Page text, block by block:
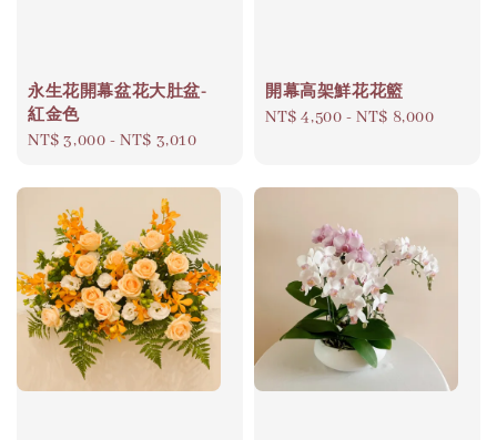
永生花開幕盆花大肚盆-
紅金色
Regular
NT$ 3,000 -NT$ 3,010
開幕高架鮮花花籃
Regular
NT$ 4,500 -NT$ 8,000